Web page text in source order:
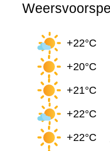
+22°C
+20°C
+21°C
+22°C
+22°C